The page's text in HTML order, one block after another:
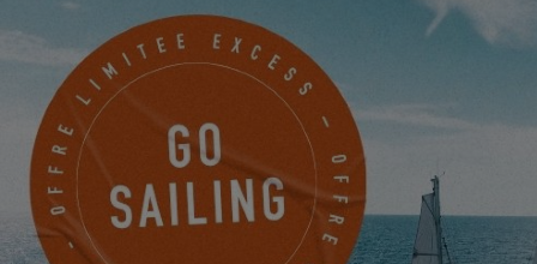
Quelque chose à nous partager ?
Je souhaite être tenu informé des actualités, évènements et
offres d'EXCESS par voie électronique.